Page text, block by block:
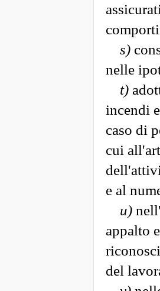
s)
nelle
t)
incendi
caso di
cui
e al
u)
appalto
del